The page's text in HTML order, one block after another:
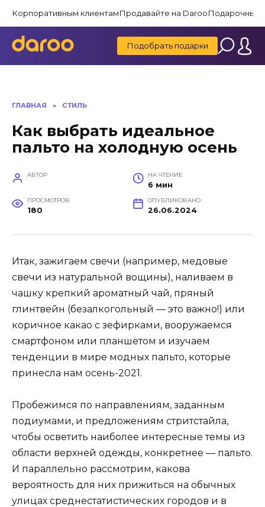
содержанию
Корпоративным клиентамПродавайте на DarooПодарочные
Подобрать подарки
ГЛАВНАЯ » СТИЛЬ
Как выбрать идеальное
пальто на холодную осень
АВТОР НА ЧТЕНИЕ
6 мин
ПРОСМОТРОВ
180
ОПУБЛИКОВАНО
26.06.2024
Итак, зажигаем свечи (например, медовые
свечи из натуральной вощины), наливаем в
чашку крепкий ароматный чай, пряный
глинтвейн (безалкогольный — это важно!) или
коричное какао с зефирками, вооружаемся
смартфоном или планшетом и изучаем
тенденции в мире модных пальто, которые
принесла нам осень-2021.
Пробежимся по направлениям, заданным
подиумами, и предложениям стритстайла,
чтобы осветить наиболее интересные темы из
области верхней одежды, конкретнее — пальто.
И параллельно рассмотрим, какова
вероятность для них прижиться на обычных
улицах среднестатистических городов и в